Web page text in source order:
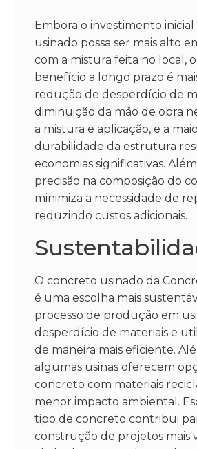
Embora o investimento
usinado possa ser mais alto
com a mistura feita no local,
benefício a longo prazo é
redução de desperdício de
diminuição da mão de obra
a mistura e aplicação, e a
durabilidade da estrutura
economias significativas. Além
precisão na composição do
minimiza a necessidade de
reduzindo custos adicionais.
O concreto usinado da
é uma escolha mais
processo de produção em
desperdício de materiais e
de maneira mais eficiente.
algumas usinas oferecem
concreto com materiais
menor impacto ambiental.
tipo de concreto contribui
construção de projetos mais